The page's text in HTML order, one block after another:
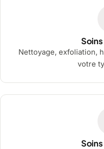
Nettoyage, exfoliation,
votre